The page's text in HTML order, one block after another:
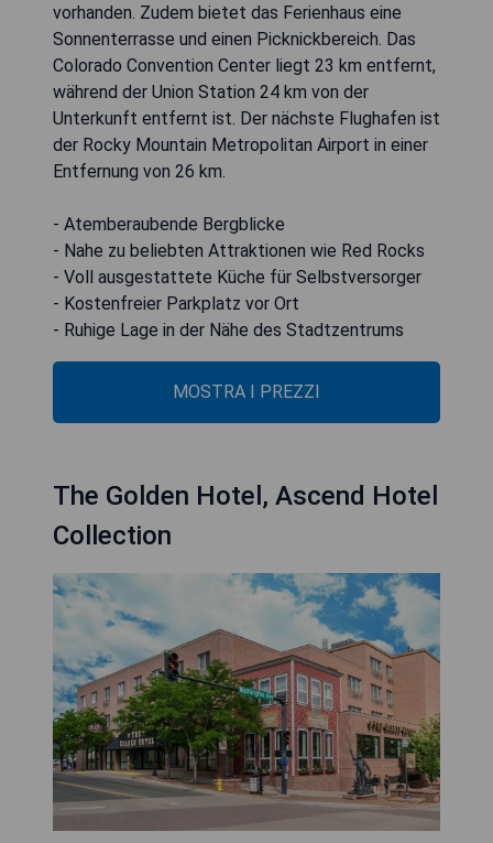
vorhanden. Zudem bietet das Ferienhaus eine
Sonnenterrasse und einen Picknickbereich. Das
Colorado Convention Center liegt 23 km entfernt,
während der Union Station 24 km von der
Unterkunft entfernt ist. Der nächste Flughafen ist
der Rocky Mountain Metropolitan Airport in einer
Entfernung von 26 km.
- Atemberaubende Bergblicke
- Nahe zu beliebten Attraktionen wie Red Rocks
- Voll ausgestattete Küche für Selbstversorger
- Kostenfreier Parkplatz vor Ort
- Ruhige Lage in der Nähe des Stadtzentrums
MOSTRA I PREZZI
The Golden Hotel, Ascend Hotel
Collection